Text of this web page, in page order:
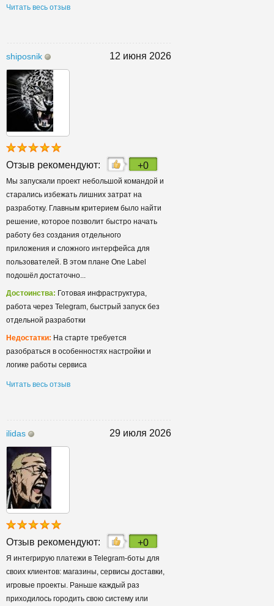
Читать весь отзыв
shiposnik 12 июня 2026
Отзыв рекомендуют: +0
Мы запускали проект небольшой командой и
старались избежать лишних затрат на
разработку. Главным критерием было найти
решение, которое позволит быстро начать
работу без создания отдельного
приложения и сложного интерфейса для
пользователей. В этом плане One Label
подошёл достаточно...
Достоинства: Готовая инфраструктура,
работа через Telegram, быстрый запуск без
отдельной разработки
Недостатки: На старте требуется
разобраться в особенностях настройки и
логике работы сервиса
Читать весь отзыв
ilidas 29 июля 2026
Отзыв рекомендуют: +0
Я интегрирую платежи в Telegram-боты для
своих клиентов: магазины, сервисы доставки,
игровые проекты. Раньше каждый раз
приходилось городить свою систему или